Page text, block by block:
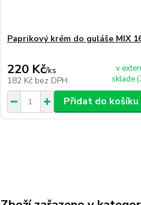
Paprikový krém do guláše MIX
220 Kč/ks
182 Kč bez DPH
v
sklade
Přidat do košíku